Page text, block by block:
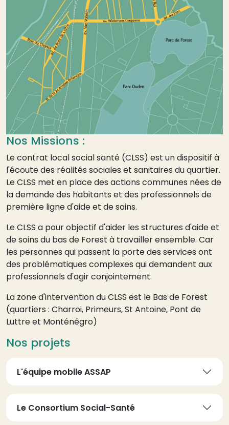
Nos Missions :
Le contrat local social santé (CLSS) est un dispositif à
l'écoute des réalités sociales et sanitaires du quartier.
Le CLSS met en place des actions communes nées de
la demande des habitants et des professionnels de
première ligne d'aide et de soins.
Le CLSS a pour objectif d'aider les structures d'aide et
de soins du bas de Forest à travailler ensemble. Car
les personnes qui passent la porte des services ont
des problématiques complexes qui demandent aux
professionnels d'agir conjointement.
La zone d'intervention du CLSS est le Bas de Forest
(quartiers : Charroi, Primeurs, St Antoine, Pont de
Luttre et Monténégro)
Nos projets
L'équipe mobile ASSAP
Le Consortium Social-Santé